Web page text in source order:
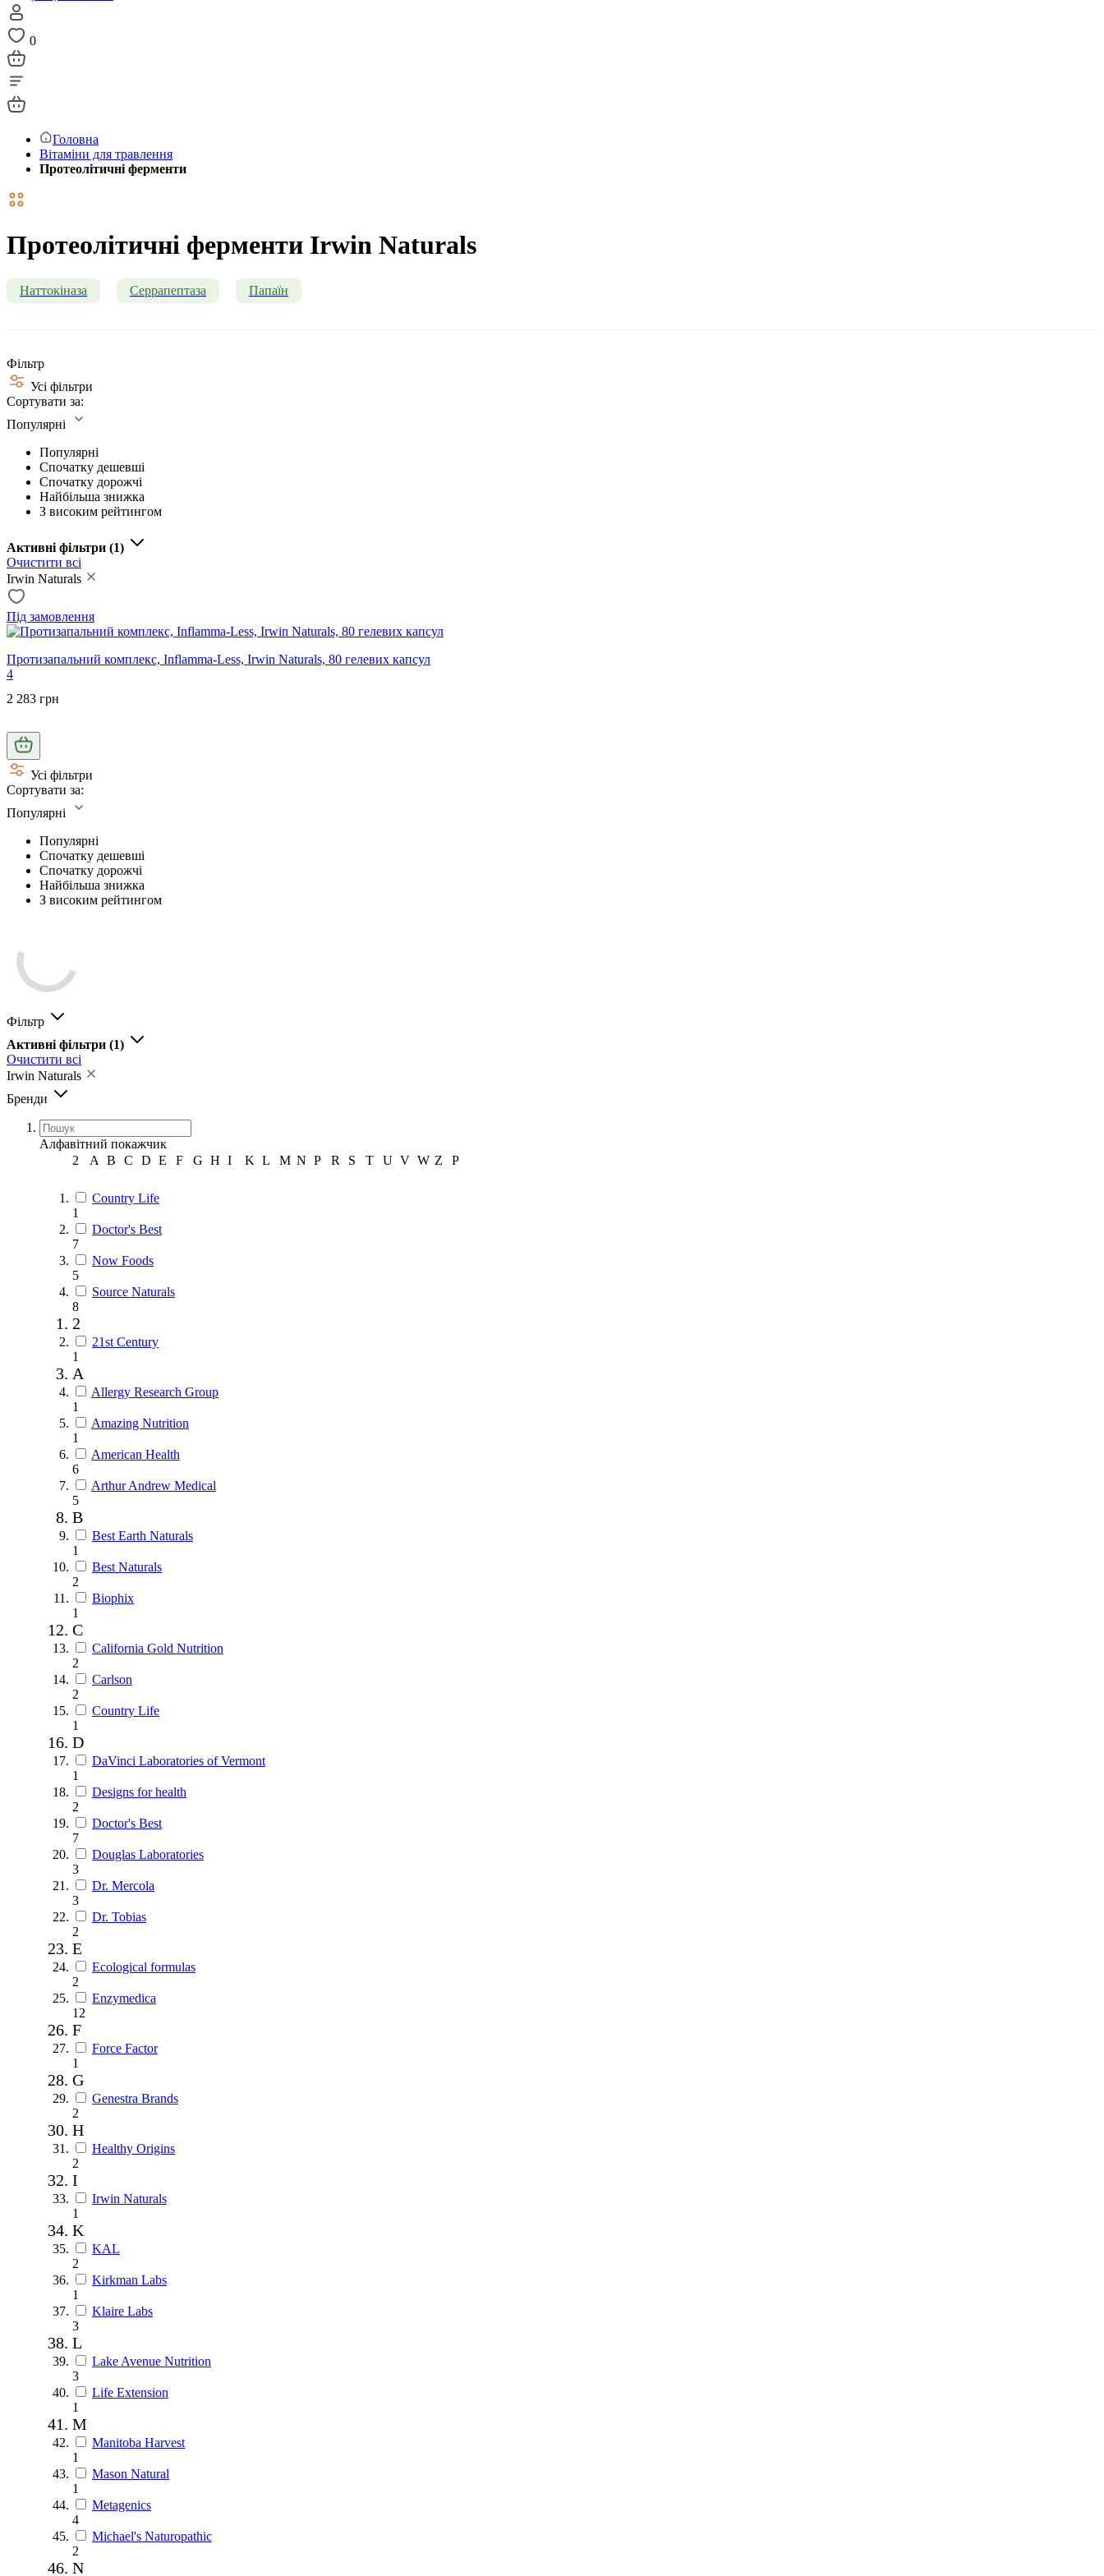
0
Головна
Вітаміни для травлення
Протеолітичні ферменти
Протеолітичні ферменти Irwin Naturals
Наттокіназа Серрапептаза Папаїн
Фільтр
Усі фільтри
Сортувати за:
Популярні
Популярні
Спочатку дешевші
Спочатку дорожчі
Найбільша знижка
З високим рейтингом
Активні фільтри (1)
Очистити всі
Irwin Naturals
Під замовлення
Протизапальний комплекс, Inflamma-Less, Irwin Naturals, 80 гелевих капсул
4
2 283 грн
Усі фільтри
Сортувати за:
Популярні
Популярні
Спочатку дешевші
Спочатку дорожчі
Найбільша знижка
З високим рейтингом
Фільтр
Активні фільтри (1)
Очистити всі
Irwin Naturals
Бренди
Алфавітний покажчик
2
A B C D E F G H I K L M N P R S T U V W Z Р
Country Life
1
Doctor's Best
7
Now Foods
5
Source Naturals
8
2
21st Century
1
A
Allergy Research Group
1
Amazing Nutrition
1
American Health
6
Arthur Andrew Medical
5
B
Best Earth Naturals
1
Best Naturals
2
Biophix
1
C
California Gold Nutrition
2
Carlson
2
Country Life
1
D
DaVinci Laboratories of Vermont
1
Designs for health
2
Doctor's Best
7
Douglas Laboratories
3
Dr. Mercola
3
Dr. Tobias
2
E
Ecological formulas
2
Enzymedica
12
F
Force Factor
1
G
Genestra Brands
2
H
Healthy Origins
2
I
Irwin Naturals
1
K
KAL
2
Kirkman Labs
1
Klaire Labs
3
L
Lake Avenue Nutrition
3
Life Extension
1
M
Manitoba Harvest
1
Mason Natural
1
Metagenics
4
Michael's Naturopathic
2
N